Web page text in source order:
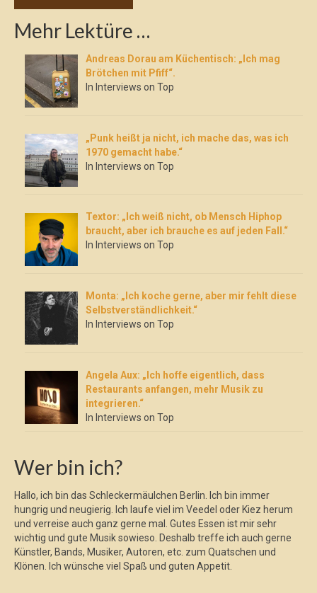
Mehr Lektüre …
Andreas Dorau am Küchentisch: „Ich mag
Brötchen mit Pfiff“.
In Interviews on Top
„Punk heißt ja nicht, ich mache das, was ich
1970 gemacht habe.“
In Interviews on Top
Textor: „Ich weiß nicht, ob Mensch Hiphop
braucht, aber ich brauche es auf jeden Fall.“
In Interviews on Top
Monta: „Ich koche gerne, aber mir fehlt diese
Selbstverständlichkeit.“
In Interviews on Top
Angela Aux: „Ich hoffe eigentlich, dass
Restaurants anfangen, mehr Musik zu
integrieren.“
In Interviews on Top
Wer bin ich?
Hallo, ich bin das Schleckermäulchen Berlin. Ich bin immer
hungrig und neugierig. Ich laufe viel im Veedel oder Kiez herum
und verreise auch ganz gerne mal. Gutes Essen ist mir sehr
wichtig und gute Musik sowieso. Deshalb treffe ich auch gerne
Künstler, Bands, Musiker, Autoren, etc. zum Quatschen und
Klönen. Ich wünsche viel Spaß und guten Appetit.